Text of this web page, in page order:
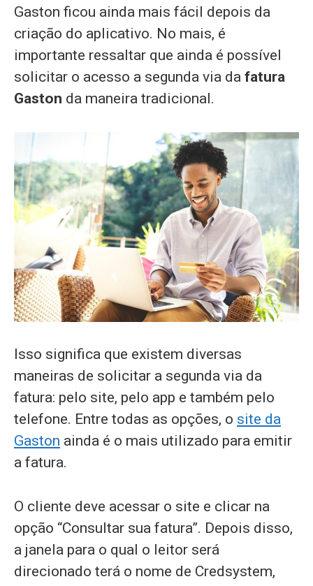
Gaston ficou ainda mais fácil depois da
criação do aplicativo. No mais, é
importante ressaltar que ainda é possível
solicitar o acesso a segunda via da fatura
Gaston da maneira tradicional.
Isso significa que existem diversas
maneiras de solicitar a segunda via da
fatura: pelo site, pelo app e também pelo
telefone. Entre todas as opções, o site da
Gaston ainda é o mais utilizado para emitir
a fatura.
O cliente deve acessar o site e clicar na
opção “Consultar sua fatura”. Depois disso,
a janela para o qual o leitor será
direcionado terá o nome de Credsystem,